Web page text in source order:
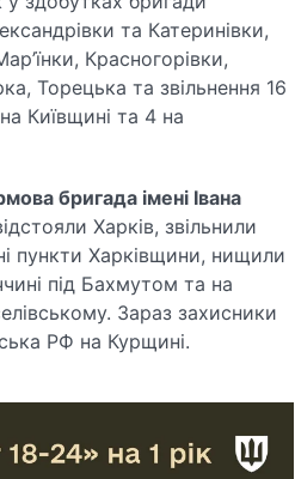
та Катеринівки,
Красногорівки,
Торецька та звільнення 16
Київщині та 4 на
бригада імені Івана
Харків, звільнили
пункти Харківщини, нищили
під Бахмутом та на
Зараз захисники
РФ на Курщині.